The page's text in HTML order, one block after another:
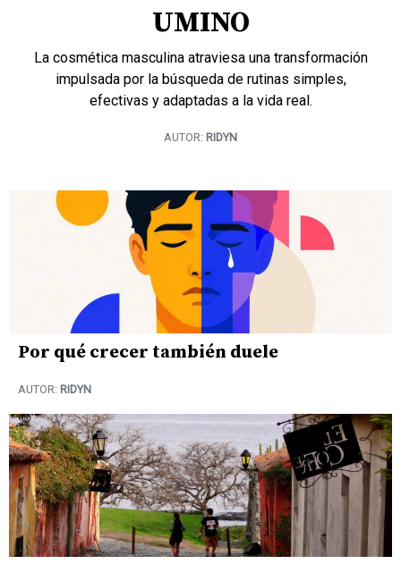
Por qué crecer también duele
AUTOR: RIDYN
UMINO
La cosmética masculina atraviesa una transformación
impulsada por la búsqueda de rutinas simples,
efectivas y adaptadas a la vida real.
AUTOR: RIDYN